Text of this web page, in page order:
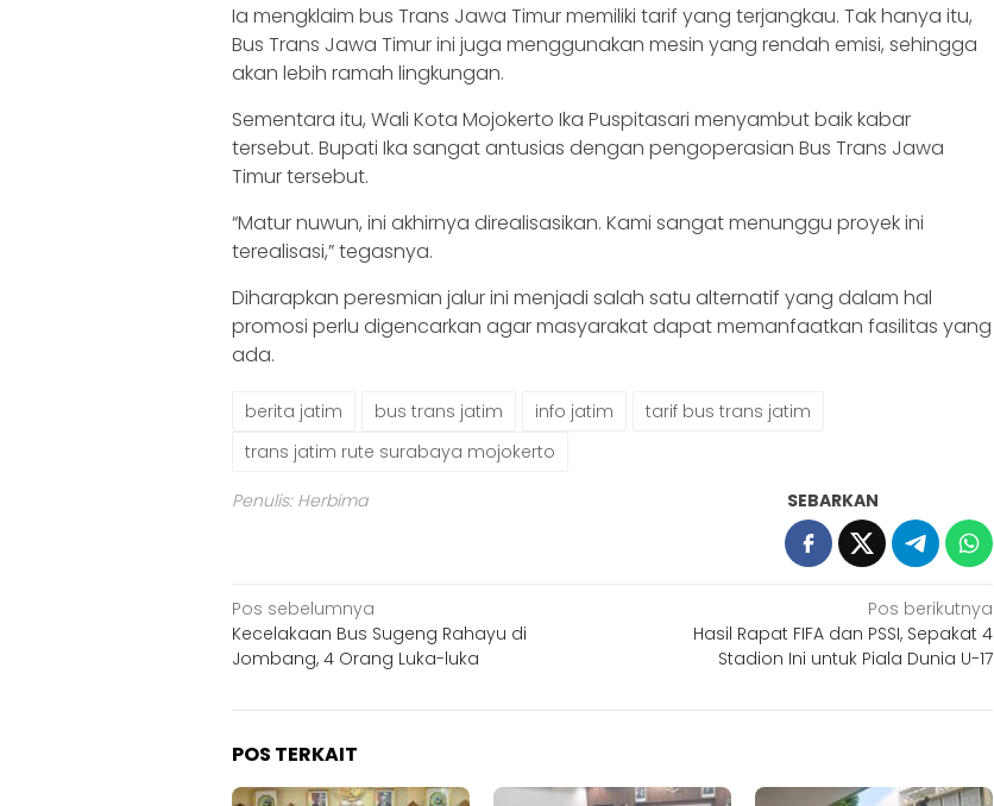
Ia mengklaim bus Trans Jawa Timur memiliki tarif yang terjangkau. Tak hanya itu,
Bus Trans Jawa Timur ini juga menggunakan mesin yang rendah emisi, sehingga
akan lebih ramah lingkungan.
Sementara itu, Wali Kota Mojokerto Ika Puspitasari menyambut baik kabar
tersebut. Bupati Ika sangat antusias dengan pengoperasian Bus Trans Jawa
Timur tersebut.
“Matur nuwun, ini akhirnya direalisasikan. Kami sangat menunggu proyek ini
terealisasi,” tegasnya.
Diharapkan peresmian jalur ini menjadi salah satu alternatif yang dalam hal
promosi perlu digencarkan agar masyarakat dapat memanfaatkan fasilitas yang
ada.
berita jatim bus trans jatim info jatim
tarif bus trans jatim
trans jatim rute surabaya mojokerto
Penulis: Herbima SEBARKAN
Navigasi
pos
Pos sebelumnya
Kecelakaan Bus Sugeng Rahayu di
Jombang, 4 Orang Luka-luka
Pos berikutnya
Hasil Rapat FIFA dan PSSI, Sepakat 4
Stadion Ini untuk Piala Dunia U-17
POS TERKAIT